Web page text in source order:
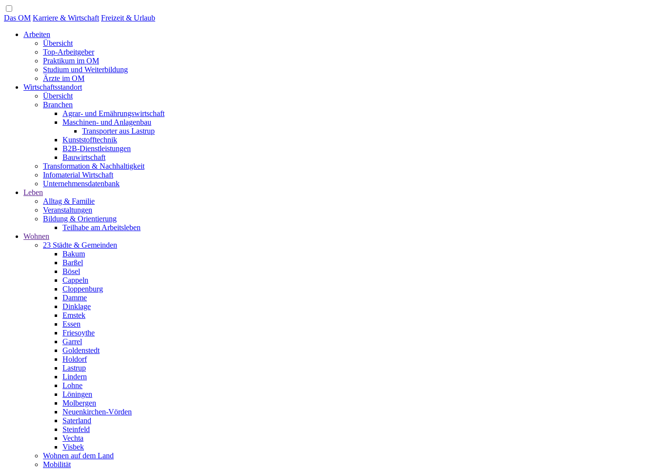
Das OM Karriere & Wirtschaft Freizeit & Urlaub
Arbeiten
Übersicht
Top-Arbeitgeber
Praktikum im OM
Studium und Weiterbildung
Ärzte im OM
Wirtschaftsstandort
Übersicht
Branchen
Agrar- und Ernährungswirtschaft
Maschinen- und Anlagenbau
Transporter aus Lastrup
Kunststofftechnik
B2B-Dienstleistungen
Bauwirtschaft
Transformation & Nachhaltigkeit
Infomaterial Wirtschaft
Unternehmensdatenbank
Leben
Alltag & Familie
Veranstaltungen
Bildung & Orientierung
Teilhabe am Arbeitsleben
Wohnen
23 Städte & Gemeinden
Bakum
Barßel
Bösel
Cappeln
Cloppenburg
Damme
Dinklage
Emstek
Essen
Friesoythe
Garrel
Goldenstedt
Holdorf
Lastrup
Lindern
Lohne
Löningen
Molbergen
Neuenkirchen-Vörden
Saterland
Steinfeld
Vechta
Visbek
Wohnen auf dem Land
Mobilität